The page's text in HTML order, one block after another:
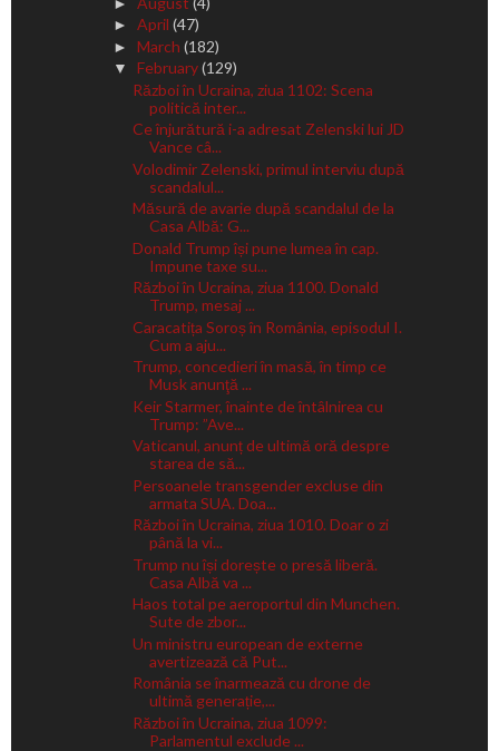
► April (47)
► March (182)
▼ February(129)
Război în Ucraina, ziua 1102: Scena
politică inter...
Ce înjurătură i-a adresat Zelenski lui JD
Vance câ...
Volodimir Zelenski, primul interviu după
scandalul...
Măsură de avarie după scandalul de la
Casa Albă: G...
Donald Trump își pune lumea în cap.
Impune taxe su...
Război în Ucraina, ziua 1100. Donald
Trump, mesaj ...
Caracatița Soroș în România, episodul I.
Cum a aju...
Trump, concedieri în masă, în timp ce
Musk anunţă ...
Keir Starmer, înainte de întâlnirea cu
Trump: ”Ave...
Vaticanul, anunț de ultimă oră despre
starea de să...
Persoanele transgender excluse din
armata SUA. Doa...
Război în Ucraina, ziua 1010. Doar o zi
până la vi...
Trump nu își dorește o presă liberă.
Casa Albă va ...
Haos total pe aeroportul din Munchen.
Sute de zbor...
Un ministru european de externe
avertizează că Put...
România se înarmează cu drone de
ultimă generație,...
Război în Ucraina, ziua 1099:
Parlamentul exclude ...